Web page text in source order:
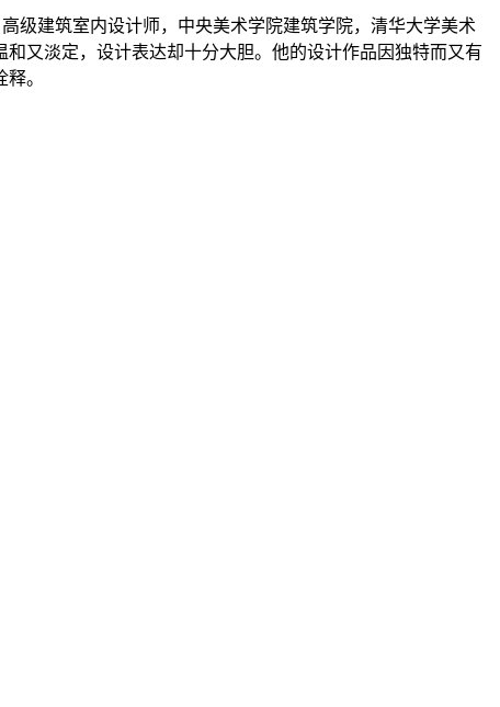
级建筑室内设计师，中央美术学院建筑学院，清华大学美术
又淡定，设计表达却十分大胆。他的设计作品因独特而又有
。